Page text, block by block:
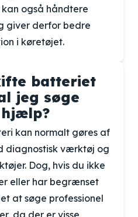
også håndtere
giver derfor bedre
i køretøjet.
batteriet
jeg søge
kan normalt gøres af
diagnostisk værktøj og
Dog, hvis du ikke
eller har begrænset
at søge professionel
da der er visse